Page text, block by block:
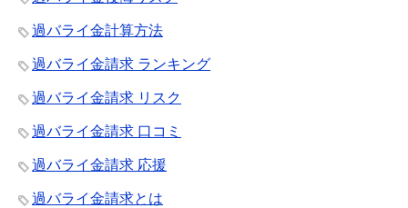
過バライ金計算方法
過バライ金請求 ランキング
過バライ金請求 リスク
過バライ金請求 口コミ
過バライ金請求 応援
過バライ金請求とは